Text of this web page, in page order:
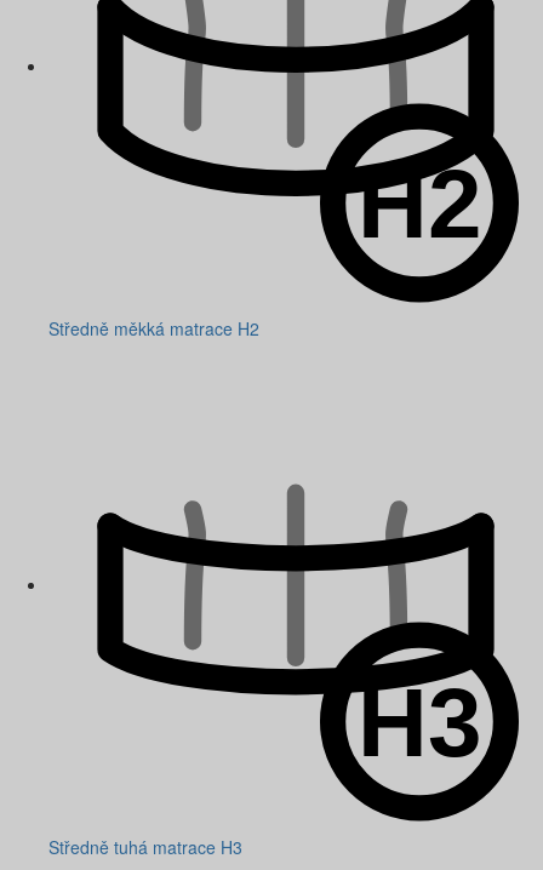
Středně měkká matrace H2
Středně tuhá matrace H3